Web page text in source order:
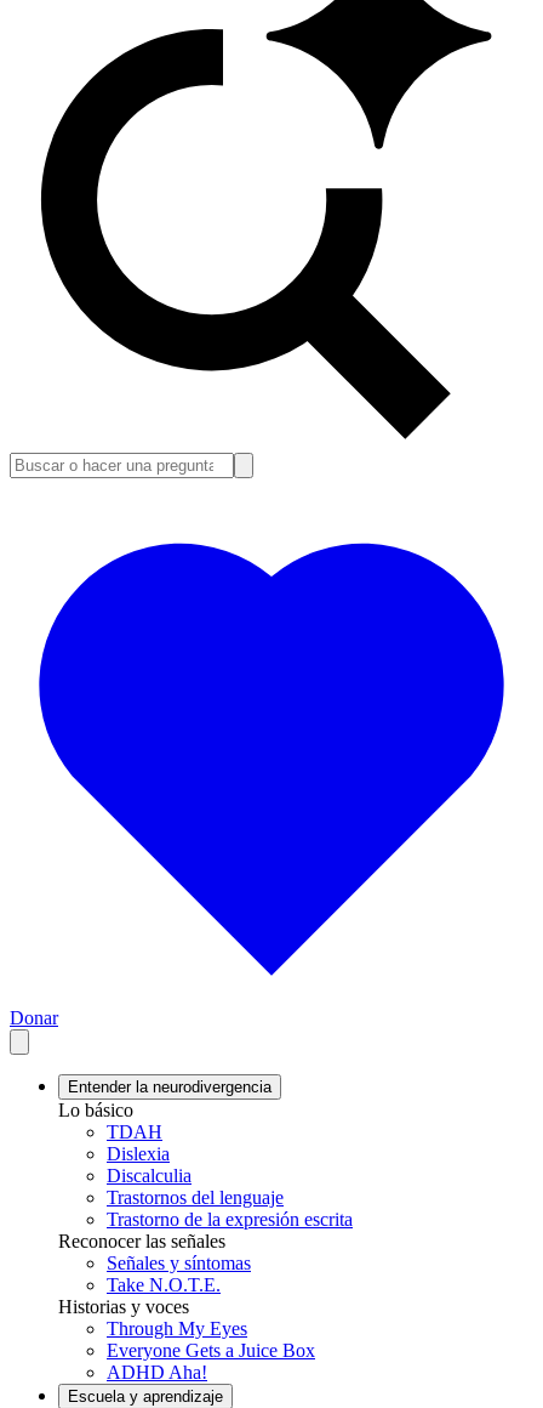
Donar
Entender la neurodivergencia
Lo básico
TDAH
Dislexia
Discalculia
Trastornos del lenguaje
Trastorno de la expresión escrita
Reconocer las señales
Señales y síntomas
Take N.O.T.E.
Historias y voces
Through My Eyes
Everyone Gets a Juice Box
ADHD Aha!
Escuela y aprendizaje